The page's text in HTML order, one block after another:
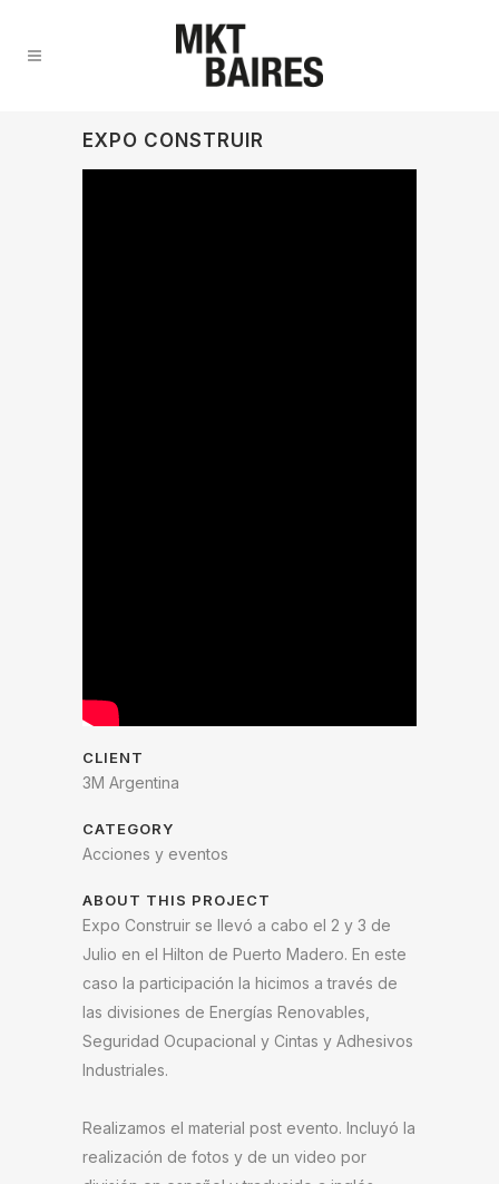
EXPO CONSTRUIR
CLIENT
3M Argentina
CATEGORY
Acciones y eventos
ABOUT THIS PROJECT
Expo Construir se llevó a cabo el 2 y 3 de
Julio en el Hilton de Puerto Madero. En este
caso la participación la hicimos a través de
las divisiones de Energías Renovables,
Seguridad Ocupacional y Cintas y Adhesivos
Industriales.
Realizamos el material post evento. Incluyó la
realización de fotos y de un video por